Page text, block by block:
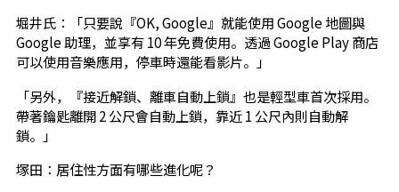
堀井氏：「只要說『OK, Google』就能使用 Google 地圖與
Google 助理，並享有 10 年免費使用。透過 Google Play 商店
可以使用音樂應用，停車時還能看影片。」
「另外，『接近解鎖、離車自動上鎖』也是輕型車首次採用。
帶著鑰匙離開 2 公尺會自動上鎖，靠近 1 公尺內則自動解
鎖。」
塚田：居住性方面有哪些進化呢？